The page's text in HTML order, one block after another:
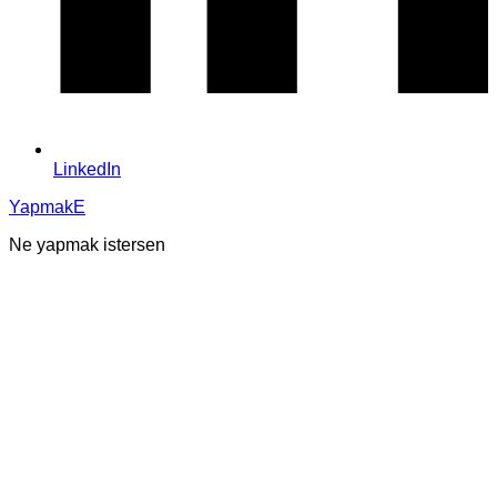
LinkedIn
YapmakE
Ne yapmak istersen